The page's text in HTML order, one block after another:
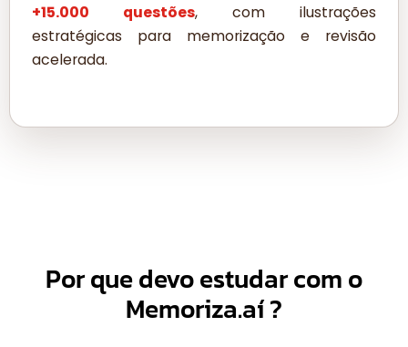
+15.000 questões, com ilustrações
estratégicas para memorização e revisão
acelerada.
Por que devo estudar com o
Memoriza.aí?